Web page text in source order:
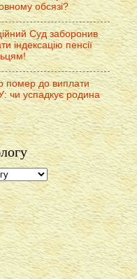
обсязі?
Суд заборонив
індексацію пенсії
помер до виплати
чи успадкує родина